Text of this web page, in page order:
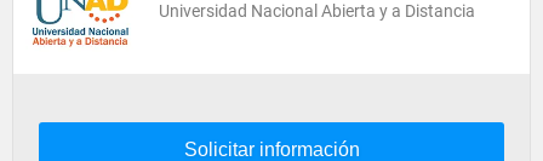
Universidad Nacional Abierta y a Distancia
Solicitar información